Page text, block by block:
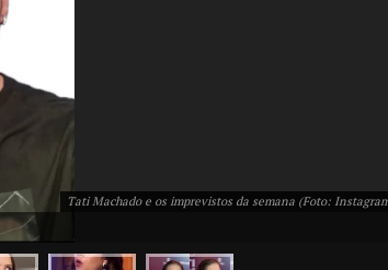
Anuncie
Transparência Editorial
Tati Machado e os imprevistos da semana (Foto: